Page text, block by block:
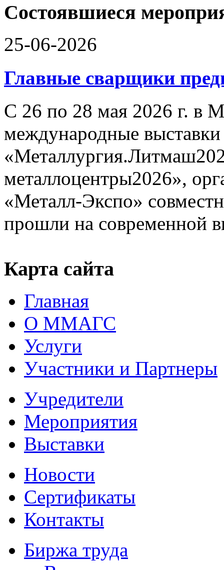
Состоявшиеся
25-06-2026
Главные сварщики
С 26 по 28 мая 2026 г. в
международные
металлоцентры2026»,
«Металл-Экспо»
прошли на современной
Карта сайта
Главная
О ММАГС
Услуги
Участники и Партнеры
Учредители
Мероприятия
Выставки
Новости
Сертификаты
Контакты
Биржа труда